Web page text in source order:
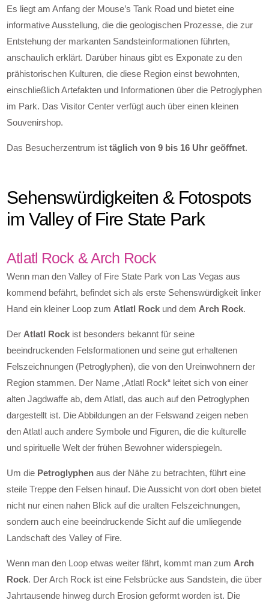
Es liegt am Anfang der Mouse’s Tank Road und bietet eine
informative Ausstellung, die die geologischen Prozesse, die zur
Entstehung der markanten Sandsteinformationen führten,
anschaulich erklärt. Darüber hinaus gibt es Exponate zu den
prähistorischen Kulturen, die diese Region einst bewohnten,
einschließlich Artefakten und Informationen über die Petroglyphen
im Park. Das Visitor Center verfügt auch über einen kleinen
Souvenirshop.
Das Besucherzentrum isttäglich von 9 bis 16 Uhr geöffnet.
Sehenswürdigkeiten & Fotospots
im Valley of Fire State Park
Atlatl Rock & Arch Rock
Wenn man den Valley of Fire State Park von Las Vegas aus
kommend befährt, befindet sich als erste Sehenswürdigkeit linker
Hand ein kleiner Loop zum Atlatl Rock und dem Arch Rock.
Der Atlatl Rock ist besonders bekannt für seine
beeindruckenden Felsformationen und seine gut erhaltenen
Felszeichnungen (Petroglyphen), die von den Ureinwohnern der
Region stammen. Der Name „Atlatl Rock“ leitet sich von einer
alten Jagdwaffe ab, dem Atlatl, das auch auf den Petroglyphen
dargestellt ist. Die Abbildungen an der Felswand zeigen neben
den Atlatl auch andere Symbole und Figuren, die die kulturelle
und spirituelle Welt der frühen Bewohner widerspiegeln.
Um die Petroglyphen aus der Nähe zu betrachten, führt eine
steile Treppe den Felsen hinauf. Die Aussicht von dort oben bietet
nicht nur einen nahen Blick auf die uralten Felszeichnungen,
sondern auch eine beeindruckende Sicht auf die umliegende
Landschaft des Valley of Fire.
Wenn man den Loop etwas weiter fährt, kommt man zum Arch
Rock. Der Arch Rock ist eine Felsbrücke aus Sandstein, die über
Jahrtausende hinweg durch Erosion geformt worden ist. Die